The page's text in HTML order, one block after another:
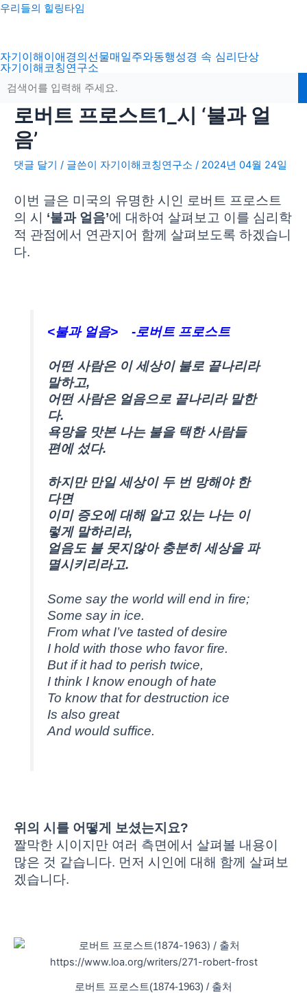
콘
로
건
너
우리들의 힐링타임
자기이해이애경의선물매일주와동행성경 속 심리단상
자기이해코칭연구소
로버트 프로스트1_시 ‘불과 얼
음’
댓글 달기 / 글쓴이 자기이해코칭연구소 / 2024년 04월 24일
이번 글은 미국의 유명한 시인 로버트 프로스트
의 시 ‘불과 얼음’에 대하여 살펴보고 이를 심리학
적 관점에서 연관지어 함께 살펴보도록 하겠습니
다.
<불과 얼음> -로버트 프로스트
어떤 사람은 이 세상이 불로 끝나리라
말하고,
어떤 사람은 얼음으로 끝나리라 말한
다.
욕망을 맛본 나는 불을 택한 사람들
편에 섰다.
하지만 만일 세상이 두 번 망해야 한
다면
이미 증오에 대해 알고 있는 나는 이
렇게 말하리라,
얼음도 불 못지않아 충분히 세상을 파
멸시키리라고.
Some say the world will end in fire;
Some say in ice.
From what I’ve tasted of desire
I hold with those who favor fire.
But if it had to perish twice,
I think I know enough of hate
To know that for destruction ice
Is also great
And would suffice.
위의 시를 어떻게 보셨는지요?
짤막한 시이지만 여러 측면에서 살펴볼 내용이
많은 것 같습니다. 먼저 시인에 대해 함께 살펴보
겠습니다.
로버트 프로스트(1874-1963) / 출처
포
탐
색